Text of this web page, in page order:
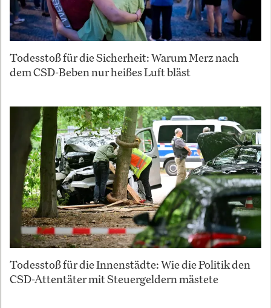
Todesstoß für die Sicherheit: Warum Merz nach
dem CSD-Beben nur heißes Luft bläst
Todesstoß für die Innenstädte: Wie die Politik den
CSD-Attentäter mit Steuergeldern mästete